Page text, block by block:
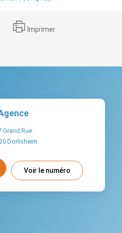
Imprimer
Grand Rue
Dorlisheim
Voir le numéro